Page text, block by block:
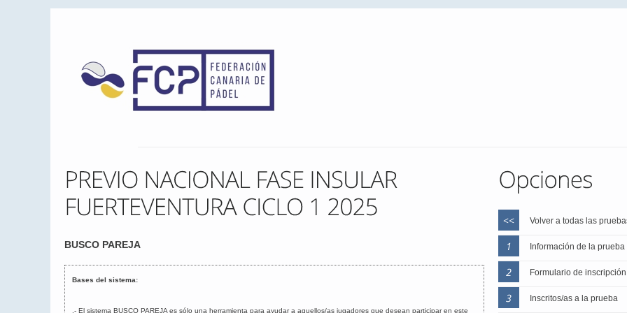
BUSCO PAREJA
Bases del sistema:
.- El sistema BUSCO PAREJA es sólo una herramienta para ayudar a aquellos/as jugadores que desean participar en este
Volver a todas las
Información de la prueba
Formulario de inscripción
Inscritos/as a la prueba